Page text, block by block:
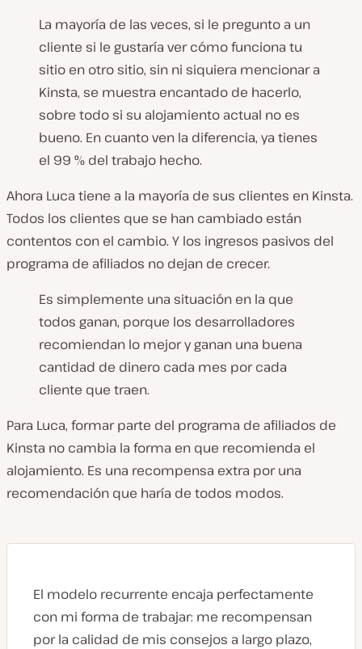
La mayoría de las veces, si le pregunto a un
cliente si le gustaría ver cómo funciona tu
sitio en otro sitio, sin ni siquiera mencionar a
Kinsta, se muestra encantado de hacerlo,
sobre todo si su alojamiento actual no es
bueno. En cuanto ven la diferencia, ya tienes
el 99 % del trabajo hecho.
Ahora Luca tiene a la mayoría de sus clientes en Kinsta.
Todos los clientes que se han cambiado están
contentos con el cambio. Y los ingresos pasivos del
programa de afiliados no dejan de crecer.
Es simplemente una situación en la que
todos ganan, porque los desarrolladores
recomiendan lo mejor y ganan una buena
cantidad de dinero cada mes por cada
cliente que traen.
Para Luca, formar parte del programa de afiliados de
Kinsta no cambia la forma en que recomienda el
alojamiento. Es una recompensa extra por una
recomendación que haría de todos modos.
El modelo recurrente encaja perfectamente
con mi forma de trabajar: me recompensan
por la calidad de mis consejos a largo plazo,